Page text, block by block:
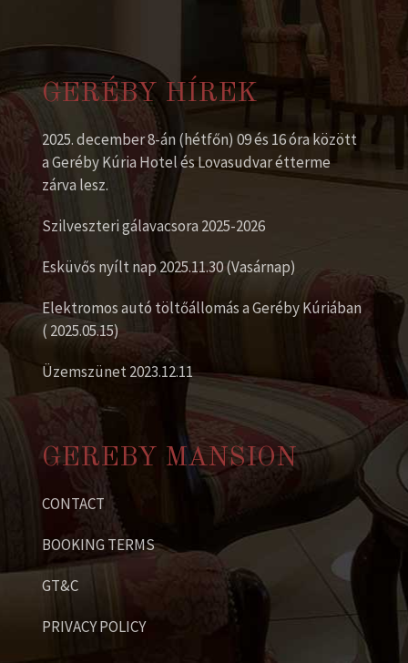
GERÉBY HÍREK
2025. december 8-án (hétfőn) 09 és 16 óra között
a Geréby Kúria Hotel és Lovasudvar étterme
zárva lesz.
Szilveszteri gálavacsora 2025-2026
Esküvős nyílt nap 2025.11.30 (Vasárnap)
Elektromos autó töltőállomás a Geréby Kúriában
( 2025.05.15)
Üzemszünet 2023.12.11
GEREBY MANSION
CONTACT
BOOKING TERMS
GT&C
PRIVACY POLICY